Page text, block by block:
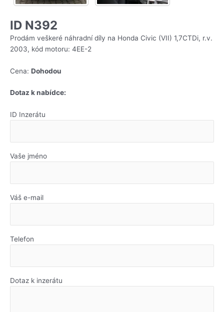
ID N392
Prodám veškeré náhradní díly na Honda Civic (VII) 1,7CTDi, r.v.
2003, kód motoru: 4EE-2
Cena: Dohodou
Dotaz k nabídce:
ID Inzerátu
Vaše jméno
Váš e-mail
Telefon
Dotaz k inzerátu